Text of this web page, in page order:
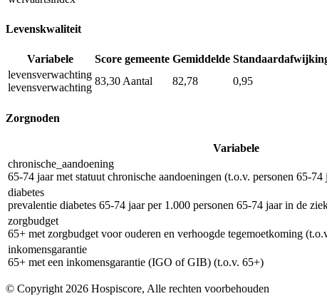
Levenskwaliteit
Variabele Score gemeente Gemiddelde
levensverwachting
levensverwachting
83,30Aantal 82,78 0,95
Zorgnoden
Variabele
chronische_aandoening
65-74 jaar met statuut chronische aandoeningen (t.o.v. personen 65-
diabetes
prevalentie diabetes 65-74 jaar per 1.000 personen 65-74 jaar in de
zorgbudget
65+ met zorgbudget voor ouderen en verhoogde tegemoetkoming
inkomensgarantie
65+ met een inkomensgarantie (IGO of GIB) (t.o.v. 65+)
© Copyright 2026 Hospiscore, Alle rechten voorbehouden